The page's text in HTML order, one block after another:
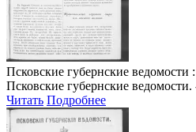
Псковские губернские ведомости
Псковские губернские
Читать Подробнее